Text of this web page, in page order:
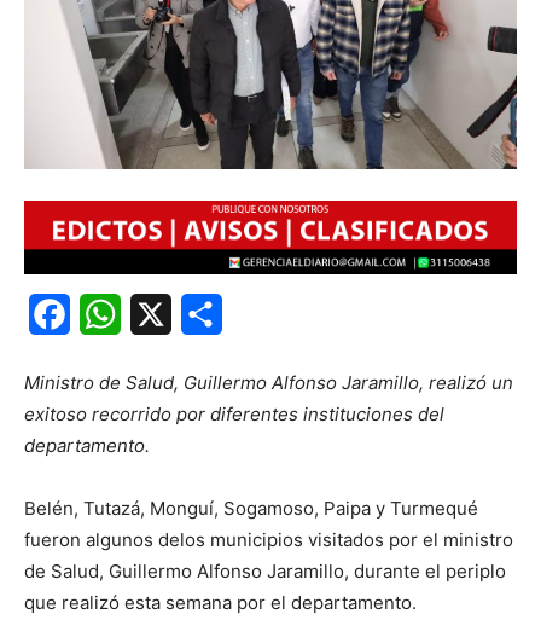
FacebookWhatsApp
Ministro de Salud, Guillermo Alfonso Jaramillo, realizó un
exitoso recorrido por diferentes instituciones del
departamento.
Belén, Tutazá, Monguí, Sogamoso, Paipa y Turmequé
fueron algunos delos municipios visitados por el ministro
de Salud, Guillermo Alfonso Jaramillo, durante el periplo
que realizó esta semana por el departamento.